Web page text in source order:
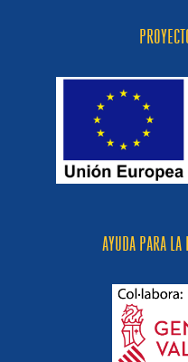
AYUDA PARA LA